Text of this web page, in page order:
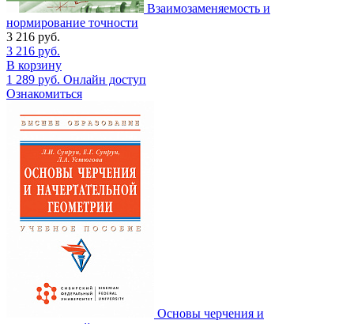
Взаимозаменяемость и
нормирование точности
3 216 руб.
3 216 руб.
В корзину
1 289 руб. Онлайн доступ
Ознакомиться
Основы черчения и